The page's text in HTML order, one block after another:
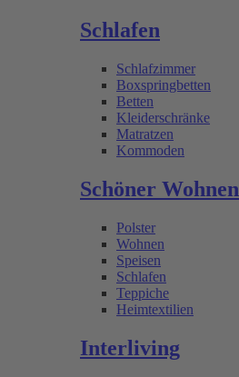
Schlafen
Schlafzimmer
Boxspringbetten
Betten
Kleiderschränke
Matratzen
Kommoden
Schöner Wohnen
Polster
Wohnen
Speisen
Schlafen
Teppiche
Heimtextilien
Interliving